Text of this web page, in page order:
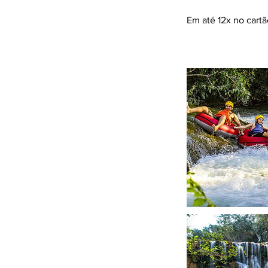
Em até 12x no